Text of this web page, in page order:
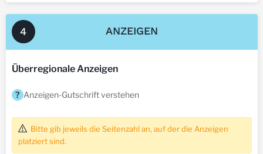
4 ANZEIGEN
Überregionale Anzeigen
? Anzeigen-Gutschrift verstehen
Bitte gib jeweils die Seitenzahl an, auf der die Anzeigen
platziert sind.